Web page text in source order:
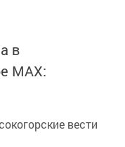
в
MАХ:
вести